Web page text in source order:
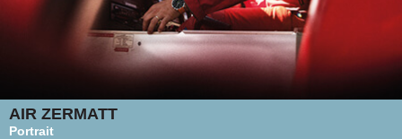
AIR ZERMATT
Portrait